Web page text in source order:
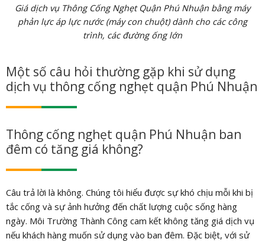
Giá dịch vụ Thông Cống Nghẹt Quận Phú Nhuận bằng máy
phản lực áp lực nước (máy con chuột) dành cho các công
trình, các đường ống lớn
Một số câu hỏi thường gặp khi sử dụng
dịch vụ thông cống nghẹt quận Phú Nhuận
Thông cống nghẹt quận Phú Nhuận ban
đêm có tăng giá không?
Câu trả lời là không. Chúng tôi hiểu được sự khó chịu mỗi khi bị
tắc cống và sự ảnh hưởng đến chất lượng cuộc sống hàng
ngày. Môi Trường Thành Công cam kết không tăng giá dịch vụ
nếu khách hàng muốn sử dụng vào ban đêm. Đặc biệt, với sử